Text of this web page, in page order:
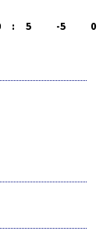
: 5 -5 0